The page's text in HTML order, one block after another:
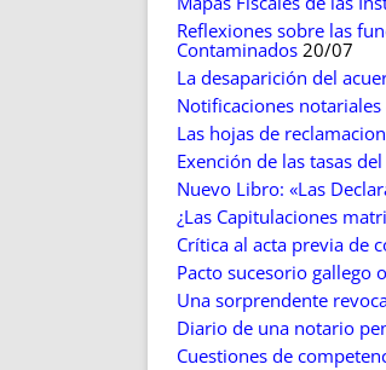
Reflexiones sobre las
Contaminados20/07
La desaparición del
Notificaciones
Las hojas de
Exención de las tasas
Nuevo Libro: «Las
¿Las Capitulaciones
Crítica al acta previa de
Pacto sucesorio gallego
Una sorprendente
Diario de una notario
Cuestiones de